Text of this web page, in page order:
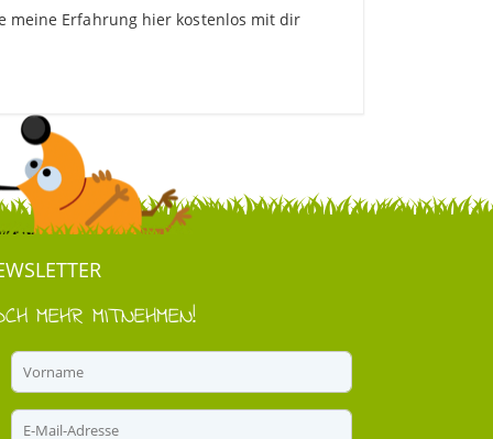
meine Erfahrung hier kostenlos mit dir
MEHR MITNEHMEN!